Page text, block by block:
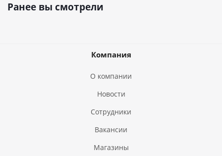
Ранее вы смотрели
Компания
О компании
Новости
Сотрудники
Вакансии
Магазины